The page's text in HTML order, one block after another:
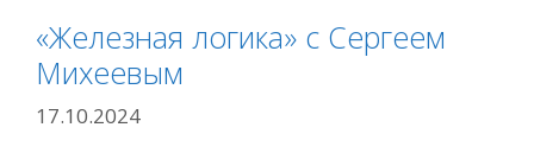
«Железная логика» с Сергеем
Михеевым
17.10.2024